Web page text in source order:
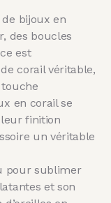
bijoux en
des boucles
est
corail véritable,
en corail se
finition
un véritable
pour sublimer
et son